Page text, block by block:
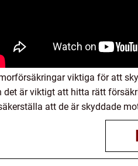
viktiga för att
är viktigt att hitta rätt
att de är skyddade